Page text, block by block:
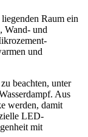
Raum ein
Wand- und
und
beachten, unter
Aus
werden, damit
LED-
mit